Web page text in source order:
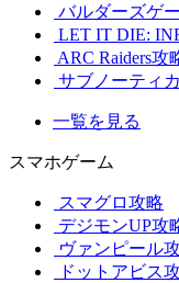
バルダーズゲ
LET IT DIE:
ARC Raiders攻
サブノーティ
一覧を見る
スマホゲーム
スマグロ攻略
デジモンUP攻
ヴァンピール
ドットアビス